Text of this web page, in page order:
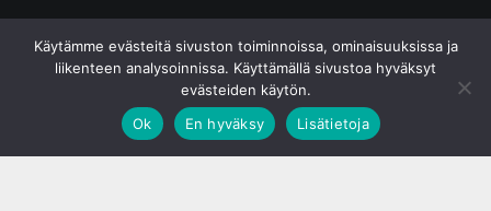
Käytämme evästeitä sivuston toiminnoissa, ominaisuuksissa ja
liikenteen analysoinnissa. Käyttämällä sivustoa hyväksyt
evästeiden käytön.
Ok
En hyväksy Lisätietoja